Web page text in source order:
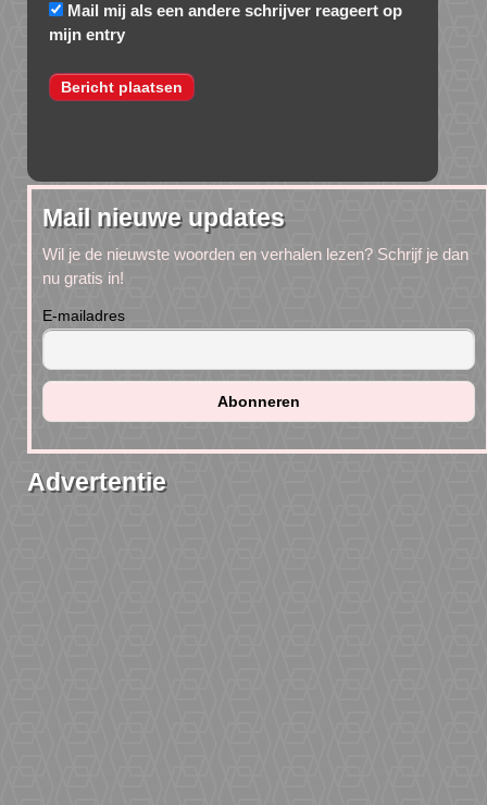
Mail mij als een andere schrijver reageert op
mijn entry
Mail nieuwe updates
Wil je de nieuwste woorden en verhalen lezen? Schrijf je dan
nu gratis in!
E-mailadres
Advertentie